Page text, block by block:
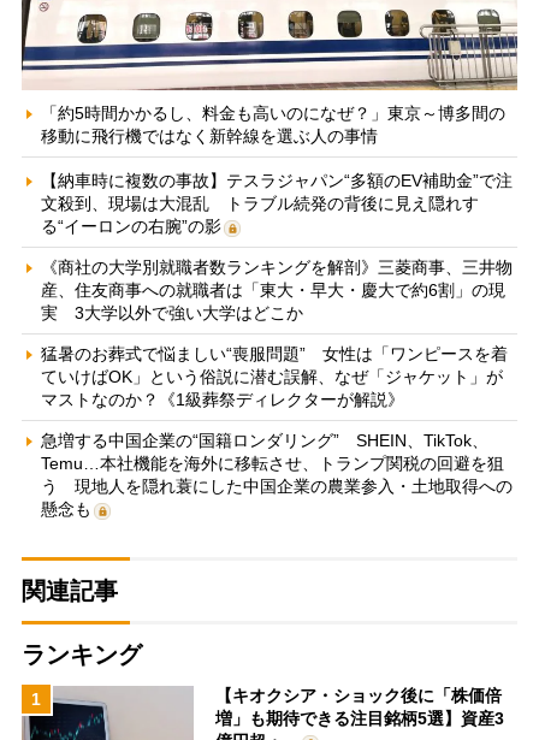
「約5時間かかるし、料金も高いのになぜ？」東京～博多間の
移動に飛行機ではなく新幹線を選ぶ人の事情
【納車時に複数の事故】テスラジャパン“多額のEV補助金”で注
文殺到、現場は大混乱 トラブル続発の背後に見え隠れす
る“イーロンの右腕”の影
《商社の大学別就職者数ランキングを解剖》三菱商事、三井物
産、住友商事への就職者は「東大・早大・慶大で約6割」の現
実 3大学以外で強い大学はどこか
猛暑のお葬式で悩ましい“喪服問題” 女性は「ワンピースを着
ていけばOK」という俗説に潜む誤解、なぜ「ジャケット」が
マストなのか？《1級葬祭ディレクターが解説》
急増する中国企業の“国籍ロンダリング” SHEIN、TikTok、
Temu…本社機能を海外に移転させ、トランプ関税の回避を狙
う 現地人を隠れ蓑にした中国企業の農業参入・土地取得への
懸念も
関連記事
ランキング
1
【キオクシア・ショック後に「株価倍
増」も期待できる注目銘柄5選】資産3